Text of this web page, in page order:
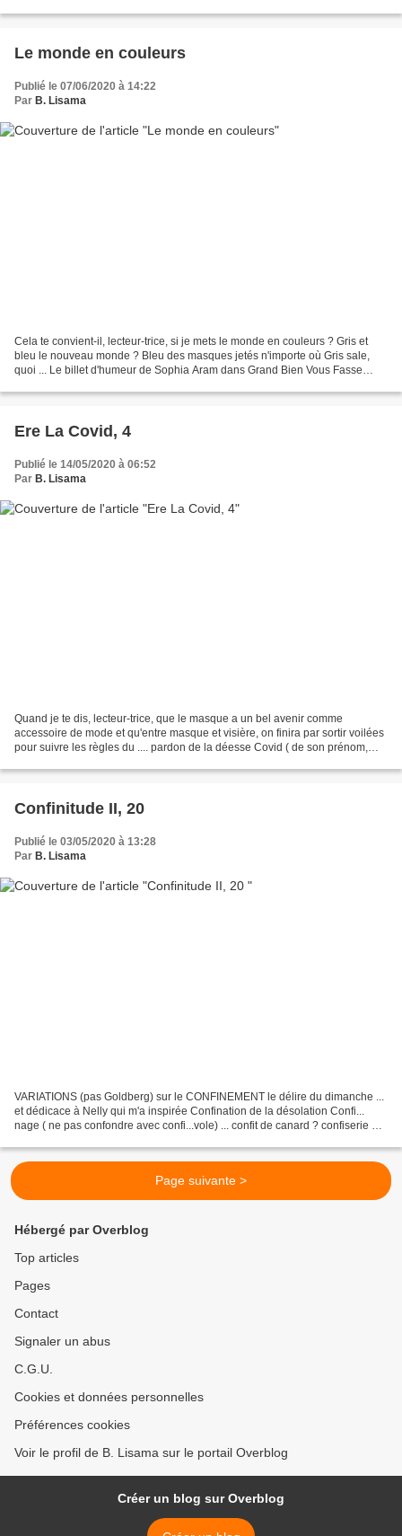
Le monde en couleurs
Publié le 07/06/2020 à 14:22
Par B. Lisama
Cela te convient-il, lecteur-trice, si je mets le monde en couleurs ? Gris et
bleu le nouveau monde ? Bleu des masques jetés n'importe où Gris sale,
quoi ... Le billet d'humeur de Sophia Aram dans Grand Bien Vous Fasse
Ere La Covid, 4
Publié le 14/05/2020 à 06:52
Par B. Lisama
Quand je te dis, lecteur-trice, que le masque a un bel avenir comme
accessoire de mode et qu'entre masque et visière, on finira par sortir voilées
pour suivre les règles du .... pardon de la déesse Covid ( de son prénom,
Confinitude II, 20
Publié le 03/05/2020 à 13:28
Par B. Lisama
VARIATIONS (pas Goldberg) sur le CONFINEMENT le délire du dimanche ...
et dédicace à Nelly qui m'a inspirée Confination de la désolation Confi...
nage ( ne pas confondre avec confi...vole) ... confit de canard ? confiserie ?
Page suivante >
Hébergé par Overblog
Top articles
Pages
Contact
Signaler un abus
C.G.U.
Cookies et données personnelles
Préférences cookies
Voir le profil de B. Lisama sur le portail Overblog
Créer un blog sur Overblog